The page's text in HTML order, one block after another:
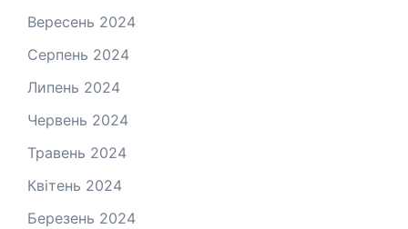
Вересень 2024
Серпень 2024
Липень 2024
Червень 2024
Травень 2024
Квітень 2024
Березень 2024